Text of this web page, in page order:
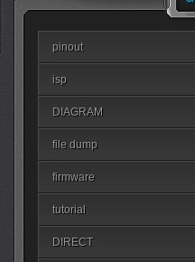
pinout
isp
DIAGRAM
file dump
firmware
tutorial
DIRECT